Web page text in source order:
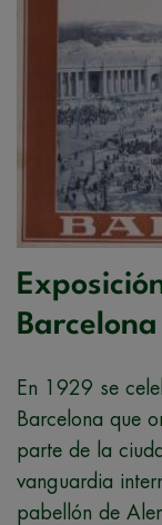
Barcelona
En 1929 se
Barcelona que
parte de la
vanguardia
pabellón de